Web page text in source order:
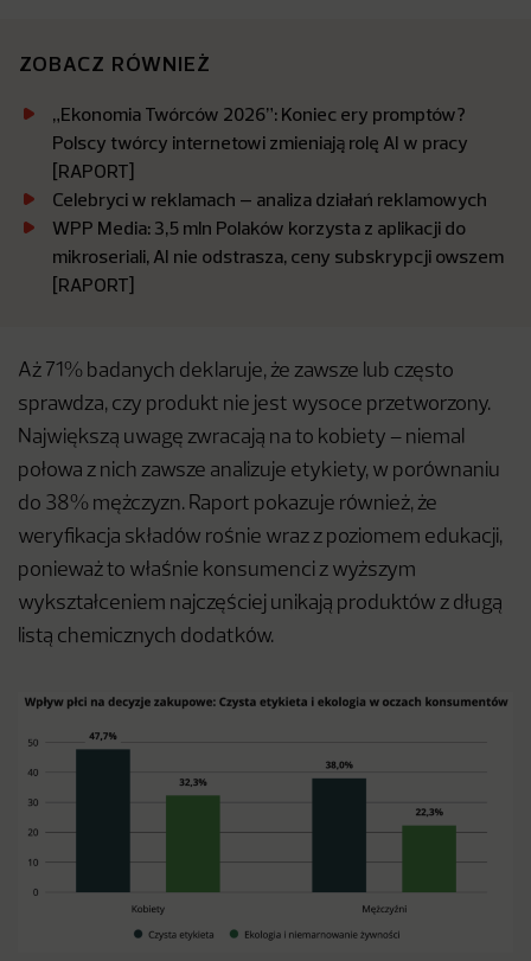
ZOBACZ RÓWNIEŻ
„Ekonomia Twórców 2026”: Koniec ery promptów?
Polscy twórcy internetowi zmieniają rolę AI w pracy
[RAPORT]
Celebryci w reklamach – analiza działań reklamowych
WPP Media: 3,5 mln Polaków korzysta z aplikacji do
mikroseriali, AI nie odstrasza, ceny subskrypcji owszem
[RAPORT]
Aż 71% badanych deklaruje, że zawsze lub często
sprawdza, czy produkt nie jest wysoce przetworzony.
Największą uwagę zwracają na to kobiety – niemal
połowa z nich zawsze analizuje etykiety, w porównaniu
do 38% mężczyzn. Raport pokazuje również, że
weryfikacja składów rośnie wraz z poziomem edukacji,
ponieważ to właśnie konsumenci z wyższym
wykształceniem najczęściej unikają produktów z długą
listą chemicznych dodatków.